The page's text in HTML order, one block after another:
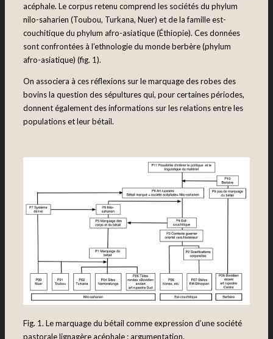
acéphale. Le corpus retenu comprend les sociétés du phylum
nilo-saharien (Toubou, Turkana, Nuer) et de la famille est-
couchitique du phylum afro-asiatique (Éthiopie). Ces données
sont confrontées à l’ethnologie du monde berbère (phylum
afro-asiatique) (fig. 1).
On associera à ces réflexions sur le marquage des robes des
bovins la question des sépultures qui, pour certaines périodes,
donnent également des informations sur les relations entre les
populations et leur bétail.
Fig. 1. Le marquage du bétail comme expression d’une société
pastorale lignagère acéphale : argumentation.